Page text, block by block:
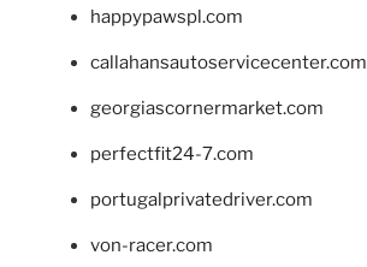
happypawspl.com
callahansautoservicecenter.com
georgiascornermarket.com
perfectfit24-7.com
portugalprivatedriver.com
von-racer.com